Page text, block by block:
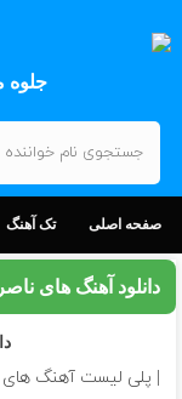
جلوه
صفحه اصلی تک آهنگ
دانلود آهنگ های
| پلی لیست آهنگ